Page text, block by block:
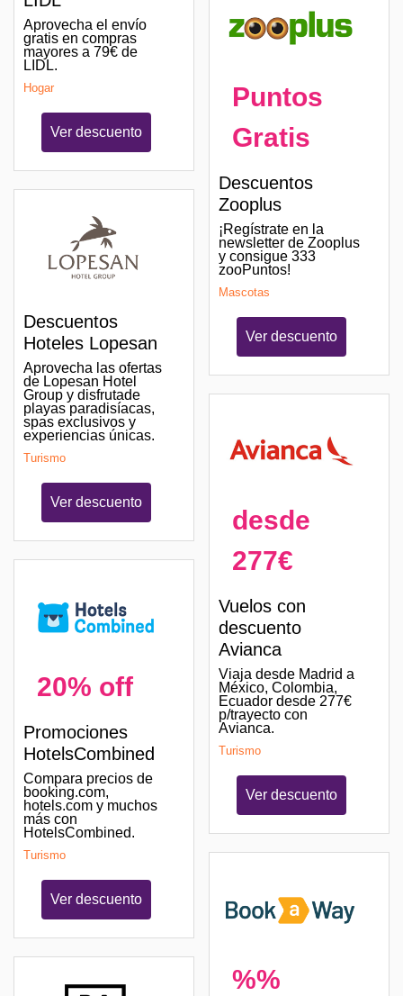
Aprovecha el envío
gratis en compras
mayores a 79€ de
LIDL.
Hogar
Ver descuento
Descuentos
Hoteles Lopesan
Aprovecha las ofertas
de Lopesan Hotel
Group y disfrutade
playas paradisíacas,
spas exclusivos y
experiencias únicas.
Turismo
Ver descuento
20% off
Promociones
HotelsCombined
Compara precios de
booking.com,
hotels.com y muchos
más con
HotelsCombined.
Turismo
Ver descuento
Puntos
Gratis
Descuentos
Zooplus
¡Regístrate en la
newsletter de Zooplus
y consigue 333
zooPuntos!
Mascotas
Ver descuento
desde
277€
Vuelos con
descuento
Avianca
Viaja desde Madrid a
México, Colombia,
Ecuador desde 277€
p/trayecto con
Avianca.
Turismo
Ver descuento
%%